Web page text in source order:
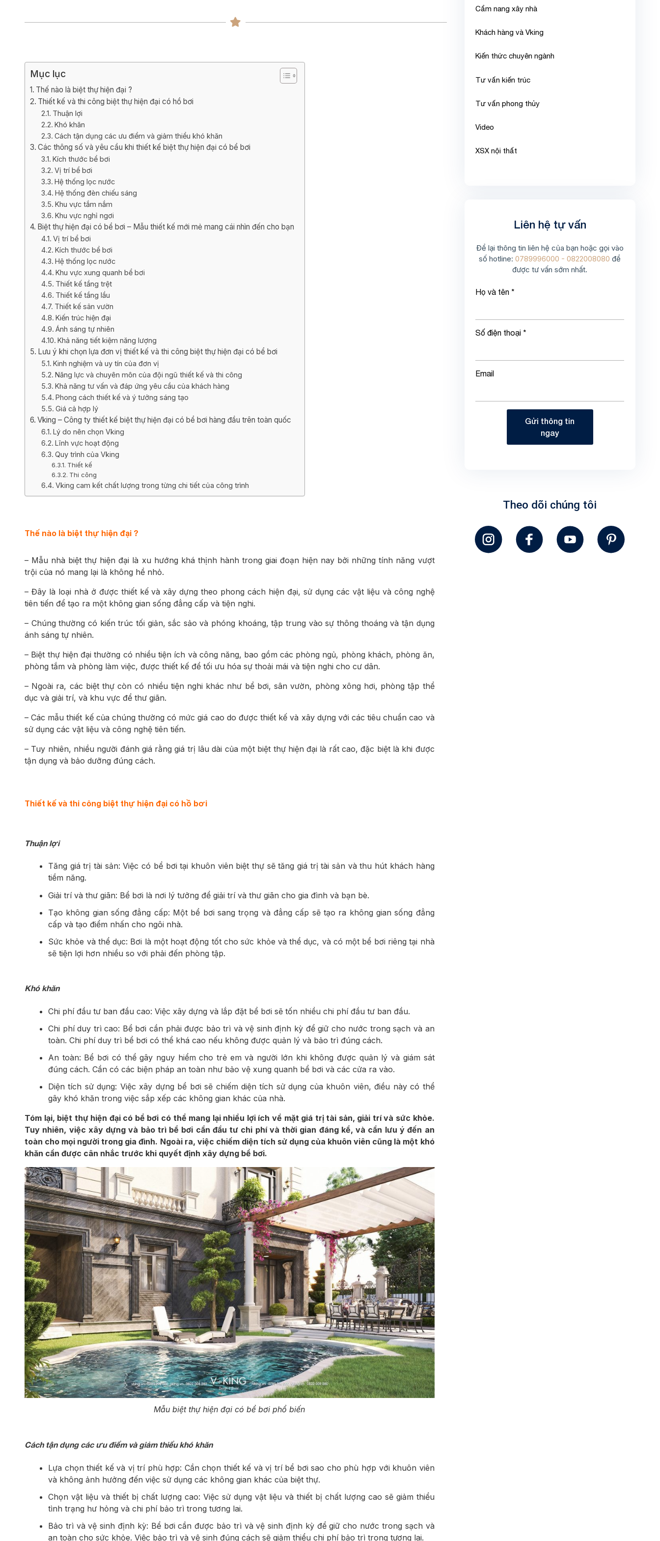
Mục lục
Thế nào là biệt thự hiện đại ?
Thiết kế và thi công biệt thự hiện đại có hồ bơi
Thuận lợi
Khó khăn
Cách tận dụng các ưu điểm và giảm thiểu khó khăn
Các thông số và yêu cầu khi thiết kế biệt thự hiện đại có bể bơi
Kích thước bể bơi
Vị trí bể bơi
Hệ thống lọc nước
Hệ thống đèn chiếu sáng
Khu vực tắm nắm
Khu vực nghỉ ngơi
Biệt thự hiện đại có bể bơi – Mẫu thiết kế mới mẻ mang cái nhìn đến cho bạn
Vị trí bể bơi
Kích thước bể bơi
Hệ thống lọc nước
Khu vực xung quanh bể bơi
Thiết kế tầng trệt
Thiết kế tầng lầu
Thiết kế sân vườn
Kiến trúc hiện đại
Ánh sáng tự nhiên
Khả năng tiết kiệm năng lượng
Lưu ý khi chọn lựa đơn vị thiết kế và thi công biệt thự hiện đại có bể bơi
Kinh nghiệm và uy tín của đơn vị
Năng lực và chuyên môn của đội ngũ thiết kế và thi công
Khả năng tư vấn và đáp ứng yêu cầu của khách hàng
Phong cách thiết kế và ý tưởng sáng tạo
Giá cả hợp lý
Vking – Công ty thiết kế biệt thự hiện đại có bể bơi hàng đầu trên toàn quốc
Lý do nên chọn Vking
Lĩnh vực hoạt động
Quy trình của Vking
Thiết kế
Thi công
Vking cam kết chất lượng trong từng chi tiết của công trình
Thế nào là biệt thự hiện đại ?
– Mẫu nhà biệt thự hiện đại là xu hướng khá thịnh hành trong giai đoạn hiện nay bởi những tính năng vượt
trội của nó mang lại là không hề nhỏ.
– Đây là loại nhà ở được thiết kế và xây dựng theo phong cách hiện đại, sử dụng các vật liệu và công nghệ
tiên tiến để tạo ra một không gian sống đẳng cấp và tiện nghi.
– Chúng thường có kiến trúc tối giản, sắc sảo và phóng khoáng, tập trung vào sự thông thoáng và tận dụng
ánh sáng tự nhiên.
– Biệt thự hiện đại thường có nhiều tiện ích và công năng, bao gồm các phòng ngủ, phòng khách, phòng ăn,
phòng tắm và phòng làm việc, được thiết kế để tối ưu hóa sự thoải mái và tiện nghi cho cư dân.
– Ngoài ra, các biệt thự còn có nhiều tiện nghi khác như bể bơi, sân vườn, phòng xông hơi, phòng tập thể
dục và giải trí, và khu vực để thư giãn.
– Các mẫu thiết kế của chúng thường có mức giá cao do được thiết kế và xây dựng với các tiêu chuẩn cao và
sử dụng các vật liệu và công nghệ tiên tiến.
– Tuy nhiên, nhiều người đánh giá rằng giá trị lâu dài của một biệt thự hiện đại là rất cao, đặc biệt là khi được
tận dụng và bảo dưỡng đúng cách.
Thiết kế và thi công biệt thự hiện đại có hồ bơi
Thuận lợi
Tăng giá trị tài sản: Việc có bể bơi tại khuôn viên biệt thự sẽ tăng giá trị tài sản và thu hút khách hàng
tiềm năng.
Giải trí và thư giãn: Bể bơi là nơi lý tưởng để giải trí và thư giãn cho gia đình và bạn bè.
Tạo không gian sống đẳng cấp: Một bể bơi sang trọng và đẳng cấp sẽ tạo ra không gian sống đẳng
cấp và tạo điểm nhấn cho ngôi nhà.
Sức khỏe và thể dục: Bơi là một hoạt động tốt cho sức khỏe và thể dục, và có một bể bơi riêng tại nhà
sẽ tiện lợi hơn nhiều so với phải đến phòng tập.
Khó khăn
Chi phí đầu tư ban đầu cao: Việc xây dựng và lắp đặt bể bơi sẽ tốn nhiều chi phí đầu tư ban đầu.
Chi phí duy trì cao: Bể bơi cần phải được bảo trì và vệ sinh định kỳ để giữ cho nước trong sạch và an
toàn. Chi phí duy trì bể bơi có thể khá cao nếu không được quản lý và bảo trì đúng cách.
An toàn: Bể bơi có thể gây nguy hiểm cho trẻ em và người lớn khi không được quản lý và giám sát
đúng cách. Cần có các biện pháp an toàn như bảo vệ xung quanh bể bơi và các cửa ra vào.
Diện tích sử dụng: Việc xây dựng bể bơi sẽ chiếm diện tích sử dụng của khuôn viên, điều này có thể
gây khó khăn trong việc sắp xếp các không gian khác của nhà.
Tóm lại, biệt thự hiện đại có bể bơi có thể mang lại nhiều lợi ích về mặt giá trị tài sản, giải trí và sức khỏe.
Tuy nhiên, việc xây dựng và bảo trì bể bơi cần đầu tư chi phí và thời gian đáng kể, và cần lưu ý đến an
toàn cho mọi người trong gia đình. Ngoài ra, việc chiếm diện tích sử dụng của khuôn viên cũng là một khó
khăn cần được cân nhắc trước khi quyết định xây dựng bể bơi.
Mẫu biệt thự hiện đại có bể bơi phổ biến
Cách tận dụng các ưu điểm và giảm thiểu khó khăn
Lựa chọn thiết kế và vị trí phù hợp: Cần chọn thiết kế và vị trí bể bơi sao cho phù hợp với khuôn viên
và không ảnh hưởng đến việc sử dụng các không gian khác của biệt thự.
Chọn vật liệu và thiết bị chất lượng cao: Việc sử dụng vật liệu và thiết bị chất lượng cao sẽ giảm thiểu
tình trạng hư hỏng và chi phí bảo trì trong tương lai.
Bảo trì và vệ sinh định kỳ: Bể bơi cần được bảo trì và vệ sinh định kỳ để giữ cho nước trong sạch và
an toàn cho sức khỏe. Việc bảo trì và vệ sinh đúng cách sẽ giảm thiểu chi phí bảo trì trong tương lai.
Cẩm nang xây nhà
Khách hàng và Vking
Kiến thức chuyên ngành
Tư vấn kiến trúc
Tư vấn phong thủy
Video
XSX nội thất
Liên hệ tự vấn
Để lại thông tin liên hệ của bạn hoặc gọi vào
số hotline:0789996000 - 0822008080để
được tư vấn sớm nhất.
Họ và tên *
Số điện thoại *
Email
Gửi thông tin
ngay
Theo dõi chúng tôi